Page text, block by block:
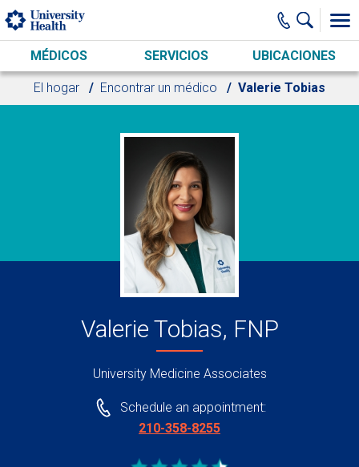
Skip to main content
MÉDICOS SERVICIOS UBICACIONES
El hogar Encontrar un médico Valerie Tobias
Valerie Tobias, FNP
University Medicine Associates
Schedule an appointment:
210-358-8255